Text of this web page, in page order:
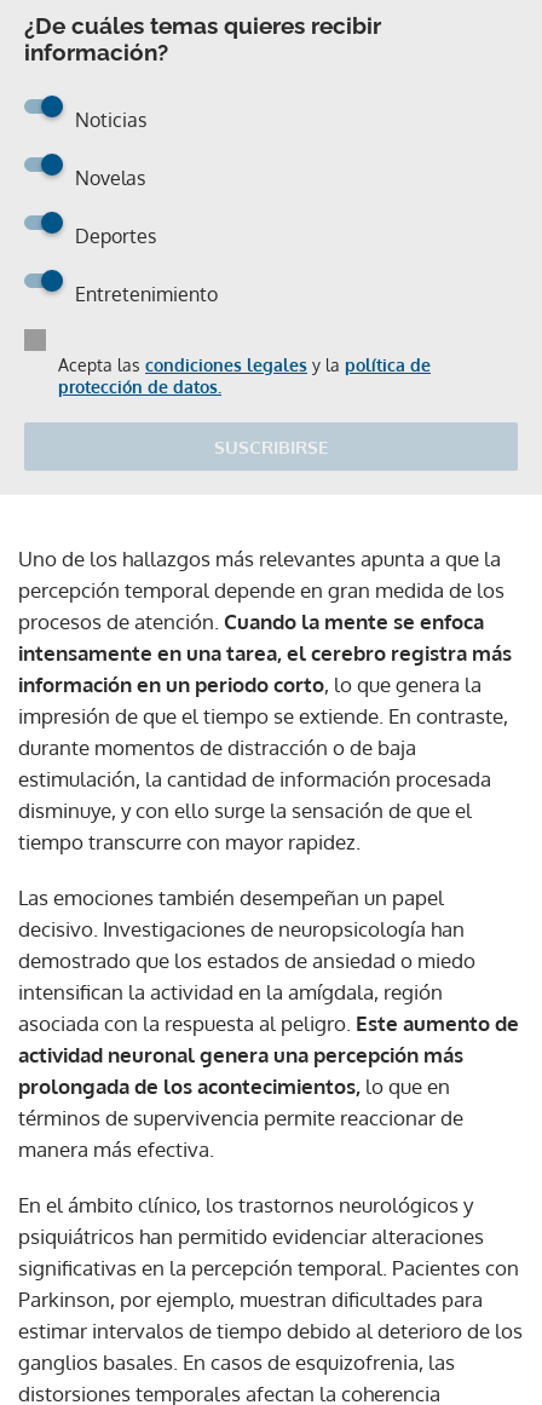
¿De cuáles temas quieres recibir
información?
Noticias
Novelas
Deportes
Entretenimiento
Acepta las condiciones legales y la política de
protección de datos.
SUSCRIBIRSE
Uno de los hallazgos más relevantes apunta a que la
percepción temporal depende en gran medida de los
procesos de atención. Cuando la mente se enfoca
intensamente en una tarea, el cerebro registra más
información en un periodo corto, lo que genera la
impresión de que el tiempo se extiende. En contraste,
durante momentos de distracción o de baja
estimulación, la cantidad de información procesada
disminuye, y con ello surge la sensación de que el
tiempo transcurre con mayor rapidez.
Las emociones también desempeñan un papel
decisivo. Investigaciones de neuropsicología han
demostrado que los estados de ansiedad o miedo
intensifican la actividad en la amígdala, región
asociada con la respuesta al peligro. Este aumento de
actividad neuronal genera una percepción más
prolongada de los acontecimientos, lo que en
términos de supervivencia permite reaccionar de
manera más efectiva.
En el ámbito clínico, los trastornos neurológicos y
psiquiátricos han permitido evidenciar alteraciones
significativas en la percepción temporal. Pacientes con
Parkinson, por ejemplo, muestran dificultades para
estimar intervalos de tiempo debido al deterioro de los
ganglios basales. En casos de esquizofrenia, las
distorsiones temporales afectan la coherencia